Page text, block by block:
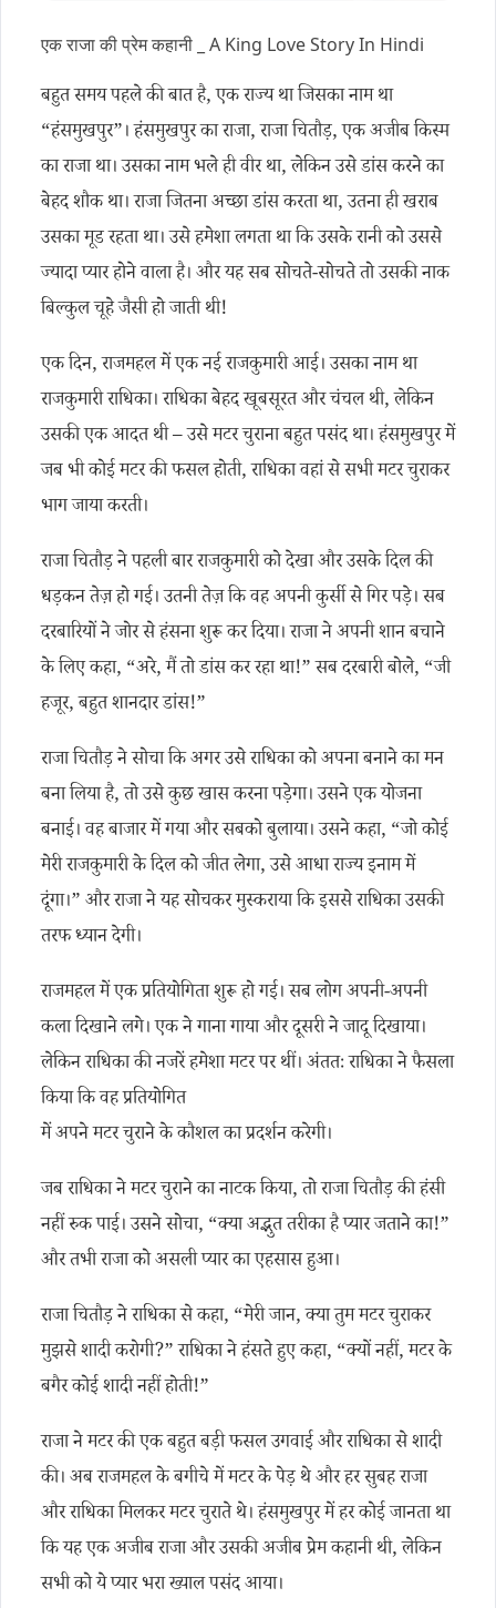
एक राजा की प्रेम कहानी _ A King Love Story In Hindi
बहुत समय पहले की बात है, एक राज्य था जिसका नाम था
“हंसमुखपुर”। हंसमुखपुर का राजा, राजा चितौड़, एक अजीब किस्म
का राजा था। उसका नाम भले ही वीर था, लेकिन उसे डांस करने का
बेहद शौक था। राजा जितना अच्छा डांस करता था, उतना ही खराब
उसका मूड रहता था। उसे हमेशा लगता था कि उसके रानी को उससे
ज्यादा प्यार होने वाला है। और यह सब सोचते-सोचते तो उसकी नाक
बिल्कुल चूहे जैसी हो जाती थी!
एक दिन, राजमहल में एक नई राजकुमारी आई। उसका नाम था
राजकुमारी राधिका। राधिका बेहद खूबसूरत और चंचल थी, लेकिन
उसकी एक आदत थी – उसे मटर चुराना बहुत पसंद था। हंसमुखपुर में
जब भी कोई मटर की फसल होती, राधिका वहां से सभी मटर चुराकर
भाग जाया करती।
राजा चितौड़ ने पहली बार राजकुमारी को देखा और उसके दिल की
धड़कन तेज़ हो गई। उतनी तेज़ कि वह अपनी कुर्सी से गिर पड़े। सब
दरबारियों ने जोर से हंसना शुरू कर दिया। राजा ने अपनी शान बचाने
के लिए कहा, “अरे, मैं तो डांस कर रहा था!” सब दरबारी बोले, “जी
हजूर, बहुत शानदार डांस!”
राजा चितौड़ ने सोचा कि अगर उसे राधिका को अपना बनाने का मन
बना लिया है, तो उसे कुछ खास करना पड़ेगा। उसने एक योजना
बनाई। वह बाजार में गया और सबको बुलाया। उसने कहा, “जो कोई
मेरी राजकुमारी के दिल को जीत लेगा, उसे आधा राज्य इनाम में
दूंगा।” और राजा ने यह सोचकर मुस्कराया कि इससे राधिका उसकी
तरफ ध्यान देगी।
राजमहल में एक प्रतियोगिता शुरू हो गई। सब लोग अपनी-अपनी
कला दिखाने लगे। एक ने गाना गाया और दूसरी ने जादू दिखाया।
लेकिन राधिका की नजरें हमेशा मटर पर थीं। अंततः राधिका ने फैसला
किया कि वह प्रतियोगित
में अपने मटर चुराने के कौशल का प्रदर्शन करेगी।
जब राधिका ने मटर चुराने का नाटक किया, तो राजा चितौड़ की हंसी
नहीं रुक पाई। उसने सोचा, “क्या अद्भुत तरीका है प्यार जताने का!”
और तभी राजा को असली प्यार का एहसास हुआ।
राजा चितौड़ ने राधिका से कहा, “मेरी जान, क्या तुम मटर चुराकर
मुझसे शादी करोगी?” राधिका ने हंसते हुए कहा, “क्यों नहीं, मटर के
बगैर कोई शादी नहीं होती!”
राजा ने मटर की एक बहुत बड़ी फसल उगवाई और राधिका से शादी
की। अब राजमहल के बगीचे में मटर के पेड़ थे और हर सुबह राजा
और राधिका मिलकर मटर चुराते थे। हंसमुखपुर में हर कोई जानता था
कि यह एक अजीब राजा और उसकी अजीब प्रेम कहानी थी, लेकिन
सभी को ये प्यार भरा ख्याल पसंद आया।